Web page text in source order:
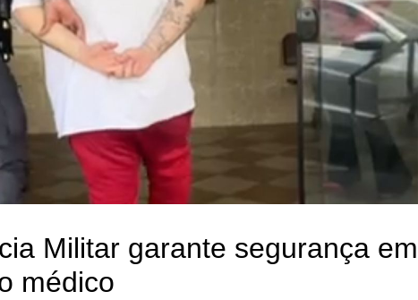
Militar garante segurança em
médico